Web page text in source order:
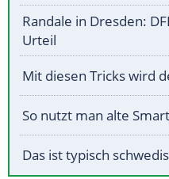
Randale in Dresden:
Urteil
Mit diesen Tricks wird
So nutzt man alte
Das ist typisch